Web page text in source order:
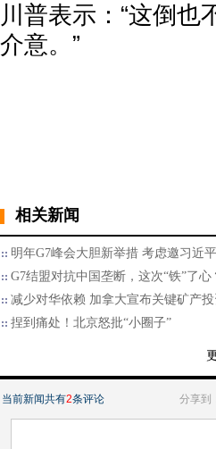
川普表示：“这倒
介意。”
相关新闻
明年G7峰会大胆新举措 考虑邀习近
G7结盟对抗中国垄断，这次“铁”了心
减少对华依赖 加拿大宣布关键矿产投
捏到痛处！北京怒批“小圈子”
当前新闻共有2条评论 分享到